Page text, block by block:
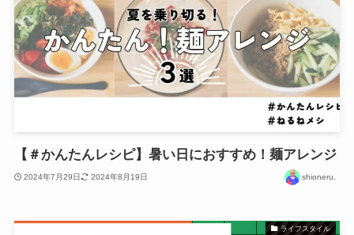
【＃かんたんレシピ】暑い日におすすめ！麺アレンジ
2024年7月29日 2024年8月19日 shioneru.
ライフスタイル